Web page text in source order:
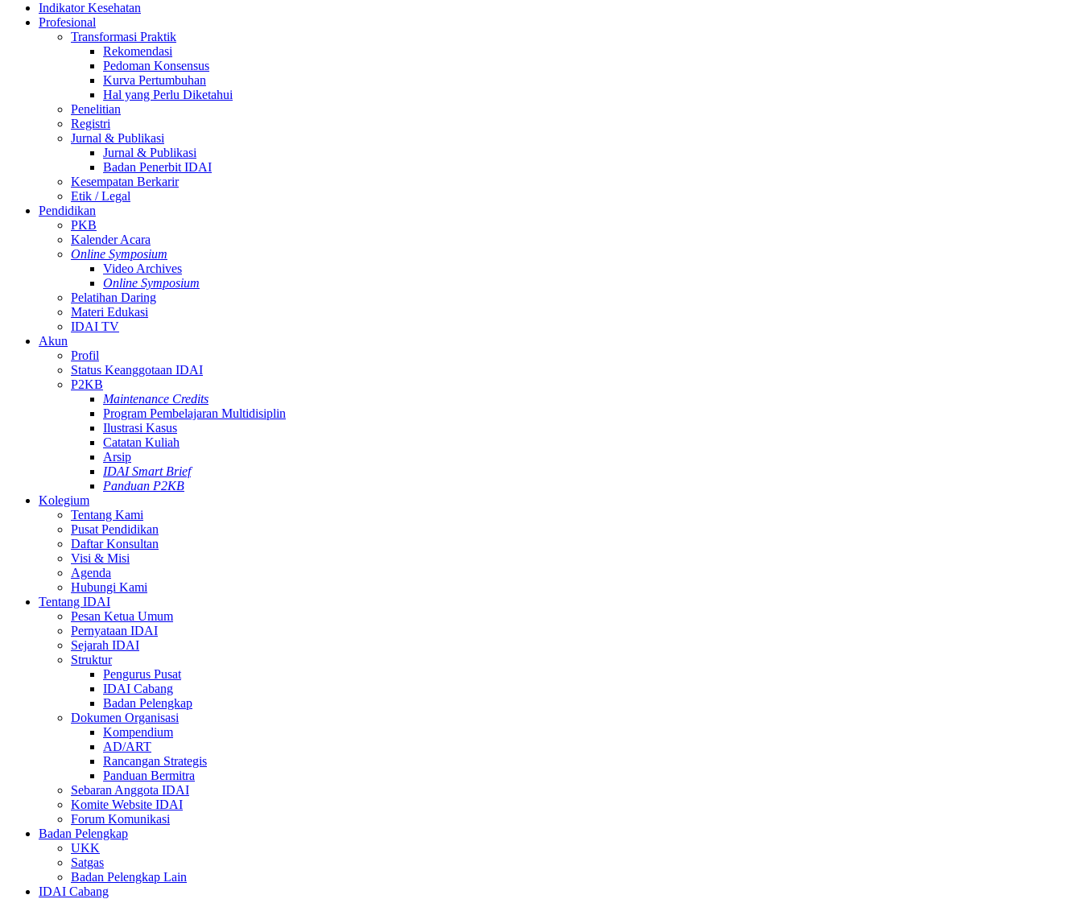
Indikator Kesehatan
Profesional
Transformasi Praktik
Rekomendasi
Pedoman Konsensus
Kurva Pertumbuhan
Hal yang Perlu Diketahui
Penelitian
Registri
Jurnal & Publikasi
Jurnal & Publikasi
Badan Penerbit IDAI
Kesempatan Berkarir
Etik / Legal
Pendidikan
PKB
Kalender Acara
Online Symposium
Video Archives
Online Symposium
Pelatihan Daring
Materi Edukasi
IDAI TV
Akun
Profil
Status Keanggotaan IDAI
P2KB
Maintenance Credits
Program Pembelajaran Multidisiplin
Ilustrasi Kasus
Catatan Kuliah
Arsip
IDAI Smart Brief
Panduan P2KB
Kolegium
Tentang Kami
Pusat Pendidikan
Daftar Konsultan
Visi & Misi
Agenda
Hubungi Kami
Tentang IDAI
Pesan Ketua Umum
Pernyataan IDAI
Sejarah IDAI
Struktur
Pengurus Pusat
IDAI Cabang
Badan Pelengkap
Dokumen Organisasi
Kompendium
AD/ART
Rancangan Strategis
Panduan Bermitra
Sebaran Anggota IDAI
Komite Website IDAI
Forum Komunikasi
Badan Pelengkap
UKK
Satgas
Badan Pelengkap Lain
IDAI Cabang